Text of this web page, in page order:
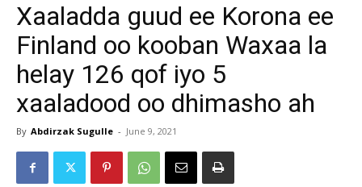
Xaaladda guud ee Korona ee
Finland oo kooban Waxaa la
helay 126 qof iyo 5
xaaladood oo dhimasho ah
By Abdirzak Sugulle - June 9, 2021